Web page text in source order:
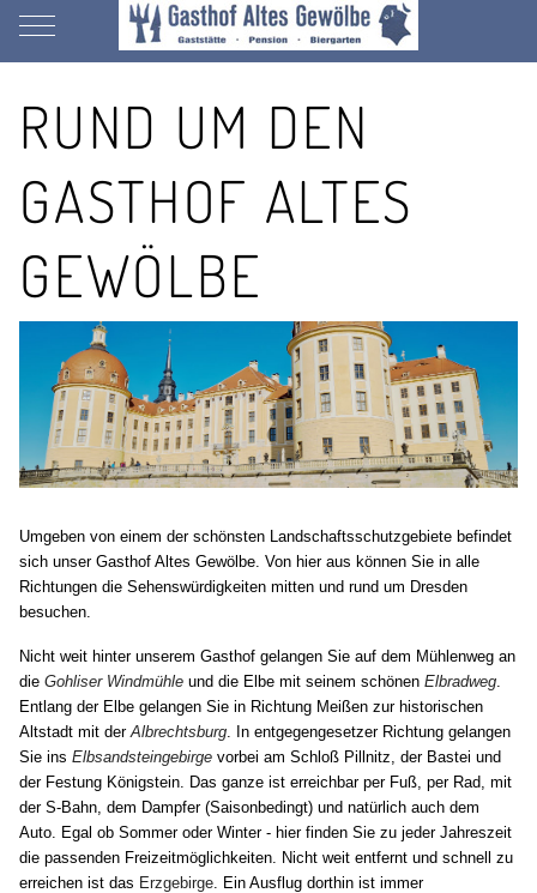
Mobile Menu Toggle
RUND UM DEN
GASTHOF ALTES
GEWÖLBE
Umgeben von einem der schönsten Landschaftsschutzgebiete befindet
sich unser Gasthof Altes Gewölbe. Von hier aus können Sie in alle
Richtungen die Sehenswürdigkeiten mitten und rund um Dresden
besuchen.
Nicht weit hinter unserem Gasthof gelangen Sie auf dem Mühlenweg an
dieGohliser Windmühle und die Elbe mit seinem schönenElbradweg
Entlang der Elbe gelangen Sie in Richtung Meißen zur historischen
Altstadt mit derAlbrechtsburg . In entgegengesetzer Richtung gelangen
Sie insElbsandsteingebirge vorbei am Schloß Pillnitz, der Bastei und
der Festung Königstein. Das ganze ist erreichbar per Fuß, per Rad, mit
der S-Bahn, dem Dampfer (Saisonbedingt) und natürlich auch dem
Auto. Egal ob Sommer oder Winter - hier finden Sie zu jeder Jahreszeit
die passenden Freizeitmöglichkeiten. Nicht weit entfernt und schnell zu
erreichen ist das Erzgebirge . Ein Ausflug dorthin ist immer